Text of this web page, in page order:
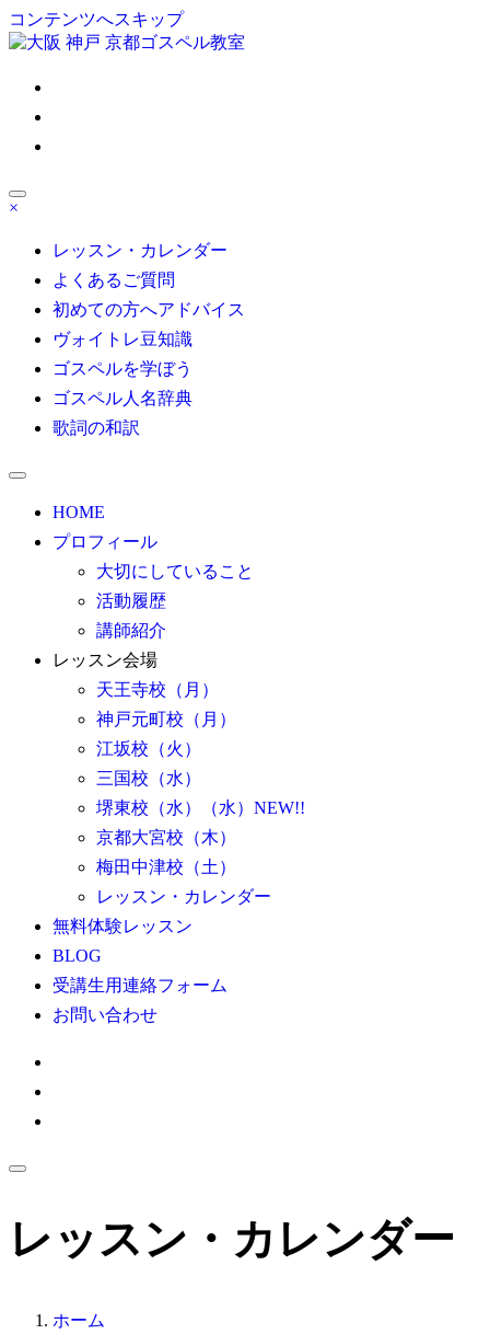
コンテンツへスキップ
ゴスペル 大阪/京都/神戸/東京/名古屋/博多｜Satisfy My Soul
ッスン受付中！自分の声を好きになる
×
レッスン・カレンダー
よくあるご質問
初めての方へアドバイス
ヴォイトレ豆知識
ゴスペルを学ぼう
ゴスペル人名辞典
歌詞の和訳
HOME
プロフィール
大切にしていること
活動履歴
講師紹介
レッスン会場
天王寺校（月）
神戸元町校（月）
江坂校（火）
三国校（水）
堺東校（水）（水）NEW!!
京都大宮校（木）
梅田中津校（土）
レッスン・カレンダー
無料体験レッスン
BLOG
受講生用連絡フォーム
お問い合わせ
レッスン・カレンダー
ホーム